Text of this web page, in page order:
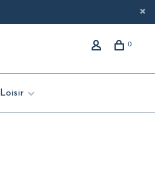
0
Loisir